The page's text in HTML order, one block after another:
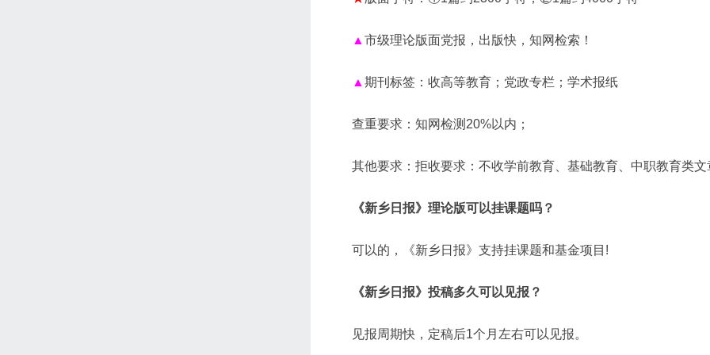
▲ 市级理论版面党报，出版快，知网检索！
▲ 期刊标签：收高等教育；党政专栏；学术报纸
查重要求：知网检测20%以内；
其他要求：拒收要求：不收学前教育、基础教育、中职教育类文
《新乡日报》理论版可以挂课题吗？
可以的，《新乡日报》支持挂课题和基金项目!
《新乡日报》投稿多久可以见报？
见报周期快，定稿后1个月左右可以见报。